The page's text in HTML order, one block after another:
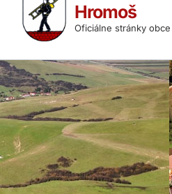
Hromoš
Oficiálne stránky obce